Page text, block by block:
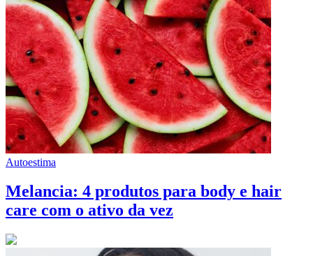
Autoestima
Melancia: 4 produtos para body e hair
care com o ativo da vez